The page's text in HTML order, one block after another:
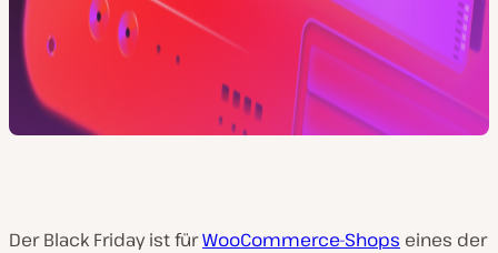
Der Black Friday ist fürWooCommerce-Shops eines der